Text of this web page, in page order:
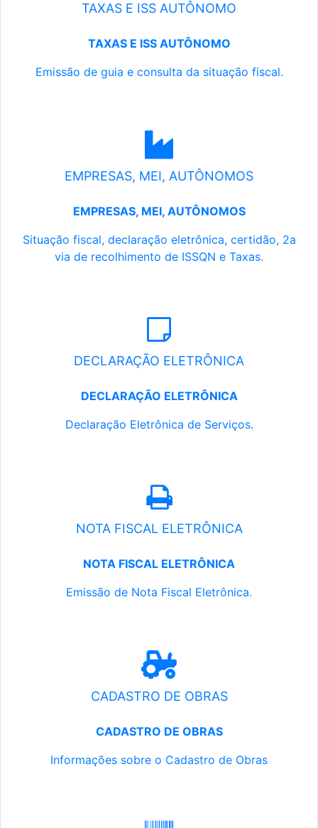
TAXAS E ISS AUTÔNOMO
TAXAS E ISS AUTÔNOMO
Emissão de guia e consulta da situação fiscal.
EMPRESAS, MEI, AUTÔNOMOS
EMPRESAS, MEI, AUTÔNOMOS
Situação fiscal, declaração eletrônica, certidão, 2a
via de recolhimento de ISSQN e Taxas.
DECLARAÇÃO ELETRÔNICA
DECLARAÇÃO ELETRÔNICA
Declaração Eletrônica de Serviços.
NOTA FISCAL ELETRÔNICA
NOTA FISCAL ELETRÔNICA
Emissão de Nota Fiscal Eletrônica.
CADASTRO DE OBRAS
CADASTRO DE OBRAS
Informações sobre o Cadastro de Obras